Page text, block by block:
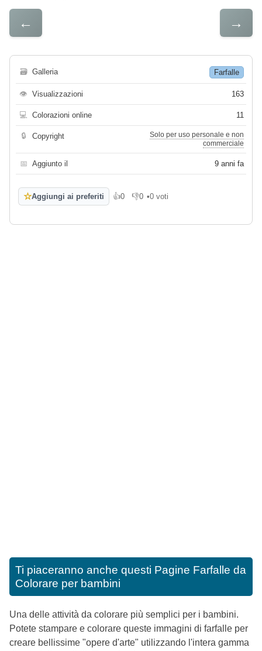
← →
🗃 Galleria Farfalle
👁 Visualizzazioni 163
💻 Colorazioni online 11
🔒 Copyright
Solo per uso personale e non
commerciale
📅 Aggiunto il 9 anni fa
☆Aggiungi ai preferiti 👍0
Mi piace
👎0
Non mi piace
•0 voti
Ti piaceranno anche questi Pagine Farfalle da
Colorare per bambini
Una delle attività da colorare più semplici per i bambini.
Potete stampare e colorare queste immagini di farfalle per
creare bellissime "opere d'arte" utilizzando l'intera gamma